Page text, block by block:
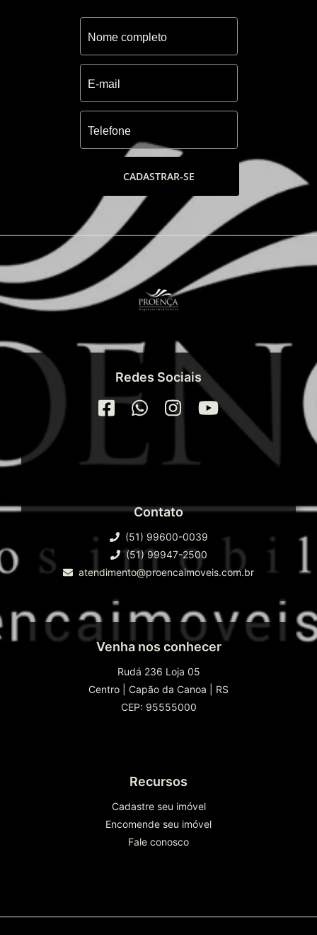
CADASTRAR-SE
Redes Sociais
Contato
(51) 99600-0039
(51) 99947-2500
atendimento@proencaimoveis.com.br
Venha nos conhecer
Rudá 236 Loja 05
Centro
Capão da Canoa
RS
CEP: 95555000
Recursos
Cadastre seu imóvel
Encomende seu imóvel
Fale conosco